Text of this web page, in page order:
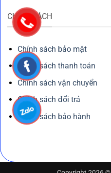
CHÍNH SÁCH
Chính sách bảo mật
Chính sách thanh toán
Chính sách vận chuyển
Chính sách đổi trả
Chính sách bảo hành